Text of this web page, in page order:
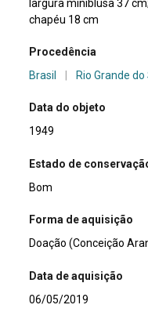
largura miniblusa 37
chapéu 18 cm
Procedência
Brasil
Rio Grande do
Data do objeto
1949
Estado de
Bom
Forma de aquisição
Doação (Conceição
Data de aquisição
06/05/2019